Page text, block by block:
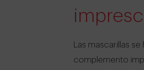
Las mascarillas
complemento